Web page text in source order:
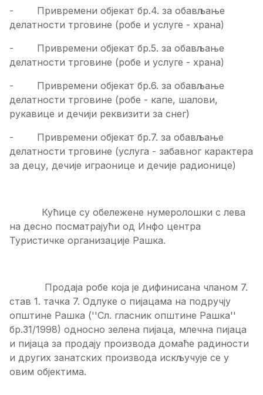
- Привремени објекат бр.4. за обављање
делатности трговине (робе и услуге - храна)
- Привремени објекат бр.5. за обављање
делатности трговине (робе и услуге - храна)
- Привремени објекат бр.6. за обављање
делатности трговине (робе - капе, шалови,
рукавице и дечији реквизити за снег)
- Привремени објекат бр.7. за обављање
делатности трговине (услуга - забавног карактера
за децу, дечије играонице и дечије радионице)
Кућице су обележене нумеролошки с лева
на десно посматрајући од Инфо центра
Туристичке организације Рашка.
Продаја робе која је дифинисана чланом 7.
став 1. тачка 7. Одлуке о пијацама на подручју
општине Рашка (''Сл. гласник општине Рашка''
бр.31/1998) односно зелена пијаца, млечна пијаца
и пијаца за продају производа домаће радиности
и других занатских производа искључује се у
овим објектима.